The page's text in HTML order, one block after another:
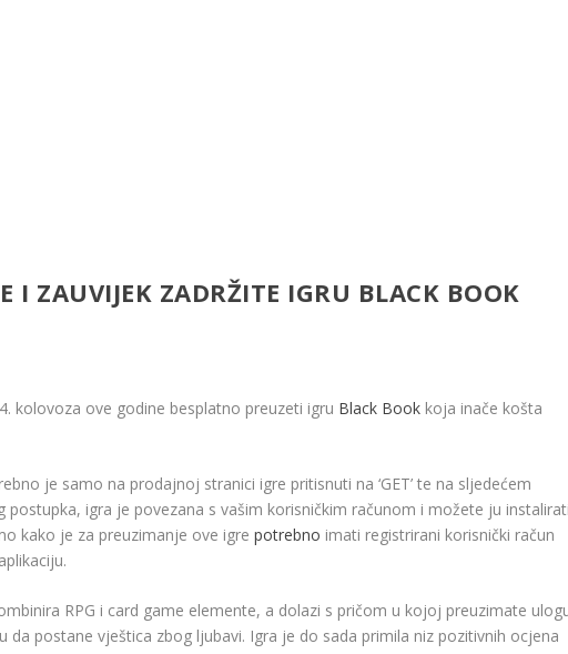
I ZAUVIJEK ZADRŽITE IGRU BLACK BOOK
kolovoza ove godine besplatno preuzeti igru Black Book koja inače košta
je samo na prodajnoj stranici igre pritisnuti na ‘GET’ te na sljedećem
postupka, igra je povezana s vašim korisničkim računom i možete ju
kako je za preuzimanje ove igrepotrebno imati registrirani korisnički račun
RPG i card game elemente, a dolazi s pričom u kojoj preuzimate
da postane vještica zbog ljubavi. Igra je do sada primila niz pozitivnih ocjena